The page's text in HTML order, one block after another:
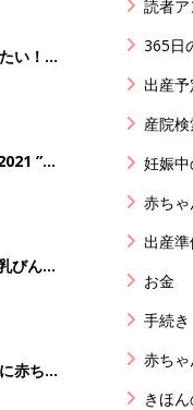
読者
365日
出産
産院
妊娠
赤ち
出産
お金
手続き
赤ち
きほ